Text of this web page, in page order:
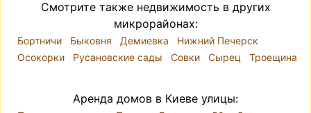
Смотрите также недвижимость в других
микрорайонах:
Бортничи Быковня Демиевка
Нижний Печерск
Осокорки
Русановские сады Совки Сырец Троещина
Аренда домов в Киеве улицы: